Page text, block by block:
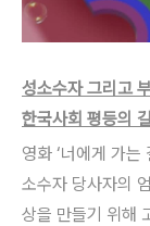
성소수자 그리고
한국사회 평등의
영화 ‘너에게 가는
소수자 당사자의
상을 만들기 위해